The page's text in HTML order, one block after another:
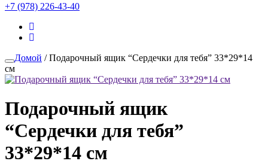
+7 (978) 226-43-40
Домой / Подарочный ящик “Сердечки для тебя” 33*29*14
см
Подарочный ящик
“Сердечки для тебя”
33*29*14 см